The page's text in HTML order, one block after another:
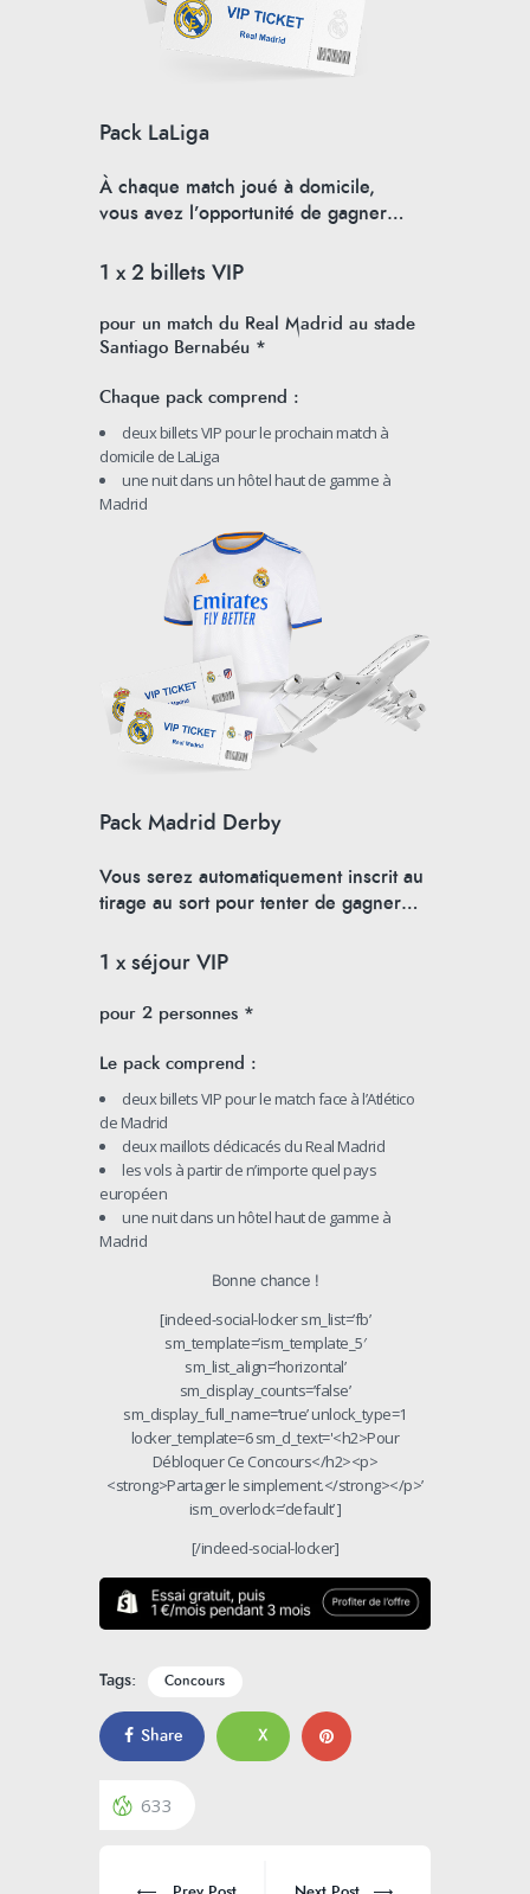
Pack LaLiga
À chaque match joué à domicile,
vous avez l’opportunité de gagner…
1 x 2 billets VIP
pour un match du Real Madrid au stade
Santiago Bernabéu *
Chaque pack comprend :
deux billets VIP pour le prochain match à
domicile de LaLiga
une nuit dans un hôtel haut de gamme à
Madrid
Pack Madrid Derby
Vous serez automatiquement inscrit au
tirage au sort pour tenter de gagner…
1 x séjour VIP
pour 2 personnes *
Le pack comprend :
deux billets VIP pour le match face à l’Atlético
de Madrid
deux maillots dédicacés du Real Madrid
les vols à partir de n’importe quel pays
européen
une nuit dans un hôtel haut de gamme à
Madrid
Bonne chance !
[indeed-social-locker sm_list=’fb’
sm_template=’ism_template_5′
sm_list_align=’horizontal’
sm_display_counts=’false’
sm_display_full_name=’true’ unlock_type=1
locker_template=6 sm_d_text='<h2>Pour
Débloquer Ce Concours</h2><p>
<strong>Partager le simplement.</strong></p>’
ism_overlock=’default’ ]
[/indeed-social-locker]
Tags: Concours
Share X
633